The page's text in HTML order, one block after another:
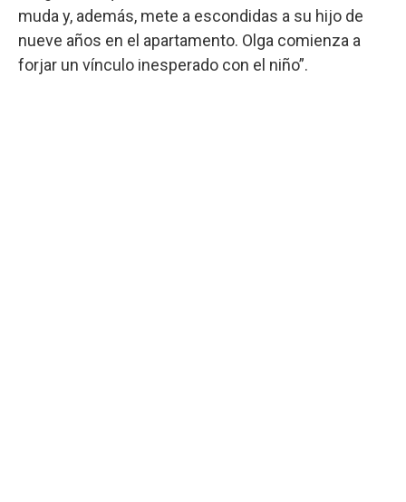
muda y, además, mete a escondidas a su hijo de
nueve años en el apartamento. Olga comienza a
forjar un vínculo inesperado con el niño”.